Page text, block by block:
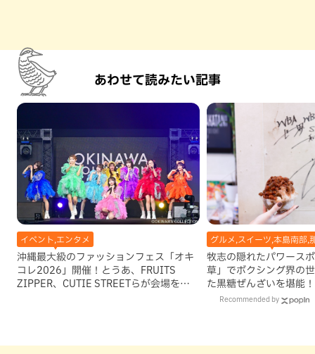
あわせて読みたい記事
イベント,エンタメ
沖縄最大級のファッションフェス「オキ
コレ2026」開催！とうあ、FRUITS
ZIPPER、CUTIE STREETらが会場を魅
グルメ,スイーツ,本島南部,
牧志の隠れたパワース
草」でボクシング界の
た黒糖ぜんざいを堪能
手作りケーキも要チェ
Recommended by